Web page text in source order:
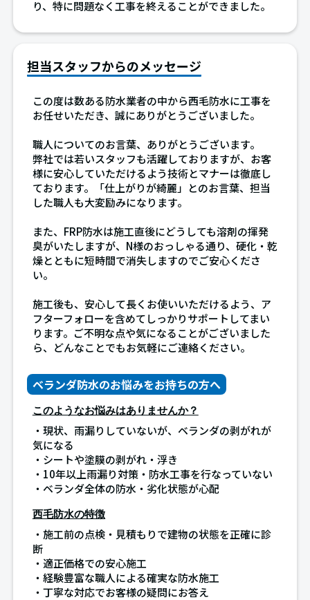
り、特に問題なく工事を終えることができました。
担当スタッフからのメッセージ
この度は数ある防水業者の中から西毛防水に工事を
お任せいただき、誠にありがとうございました。
職人についてのお言葉、ありがとうございます。
弊社では若いスタッフも活躍しておりますが、お客
様に安心していただけるよう技術とマナーは徹底し
ております。「仕上がりが綺麗」とのお言葉、担当
した職人も大変励みになります。
また、FRP防水は施工直後にどうしても溶剤の揮発
臭がいたしますが、N様のおっしゃる通り、硬化・乾
燥とともに短時間で消失しますのでご安心くださ
い。
施工後も、安心して長くお使いいただけるよう、ア
フターフォローを含めてしっかりサポートしてまい
ります。ご不明な点や気になることがございました
ら、どんなことでもお気軽にご連絡ください。
ベランダ防水のお悩みをお持ちの方へ
このようなお悩みはありませんか？
・現状、雨漏りしていないが、ベランダの剥がれが
気になる
・シートや塗膜の剥がれ・浮き
・10年以上雨漏り対策・防水工事を行なっていない
・ベランダ全体の防水・劣化状態が心配
西毛防水の特徴
・施工前の点検・見積もりで建物の状態を正確に診
断
・適正価格での安心施工
・経験豊富な職人による確実な防水施工
・丁寧な対応でお客様の疑問にお答え